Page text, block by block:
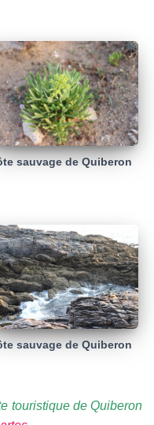
sauvage de Quiberon
sauvage de Quiberon
touristique de Quiberon